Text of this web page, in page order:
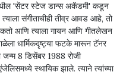
'सेंटर स्टेज डान्स अकॅडमी' कडून
संगीताचीही तीव्र आवड आहे, तो
आणि त्याला गायन आणि गीतलेखन
धार्मिकदृष्ट्या फटके मारून टॅनर
जन्म 8 डिसेंबर 1988 रोजी
स्थायिक झाले. त्याने त्यांच्या